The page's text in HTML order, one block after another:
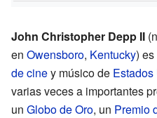
John Christopher Depp II
en Owensboro, Kentucky) es
de ciney músico de
varias veces a importantes
un Globo de Oro, un Premio